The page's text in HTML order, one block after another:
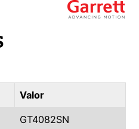
Valor
GT4082SN